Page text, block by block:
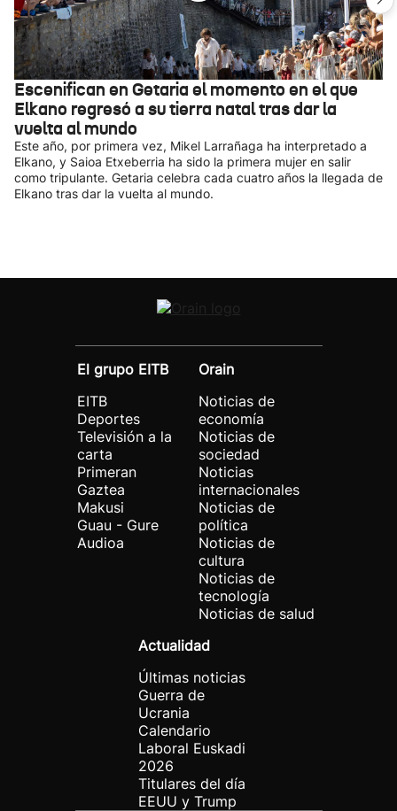
Escenifican en Getaria el momento en el que
Elkano regresó a su tierra natal tras dar la
vuelta al mundo
Este año, por primera vez, Mikel Larrañaga ha interpretado a
Elkano, y Saioa Etxeberria ha sido la primera mujer en salir
como tripulante. Getaria celebra cada cuatro años la llegada de
Elkano tras dar la vuelta al mundo.
El grupo EITB
EITB
Deportes
Televisión a la
carta
Primeran
Gaztea
Makusi
Guau - Gure
Audioa
Orain
Noticias de
economía
Noticias de
sociedad
Noticias
internacionales
Noticias de
política
Noticias de
cultura
Noticias de
tecnología
Noticias de salud
Actualidad
Últimas noticias
Guerra de
Ucrania
Calendario
Laboral Euskadi
2026
Titulares del día
EEUU y Trump